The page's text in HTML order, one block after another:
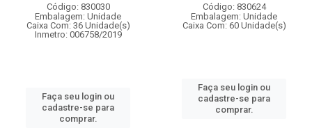
Código: 830030
Embalagem: Unidade
Caixa Com: 36 Unidade(s)
Inmetro: 006758/2019
Faça seu login ou
cadastre-se para
comprar.
Código: 830624
Embalagem: Unidade
Caixa Com: 60 Unidade(s)
Faça seu login ou
cadastre-se para
comprar.